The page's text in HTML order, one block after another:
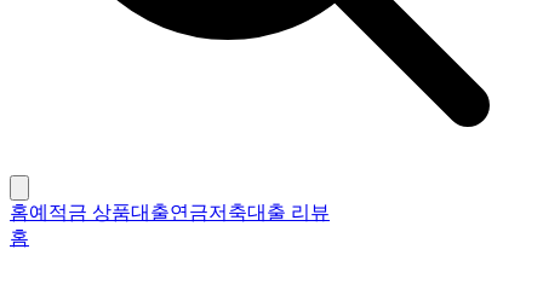
홈예적금 상품대출연금저축대출 리뷰
홈